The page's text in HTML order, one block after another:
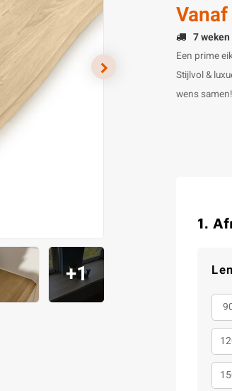
+1
Vanaf
7
Een prime
Stijlvol &
wens samen!
1.